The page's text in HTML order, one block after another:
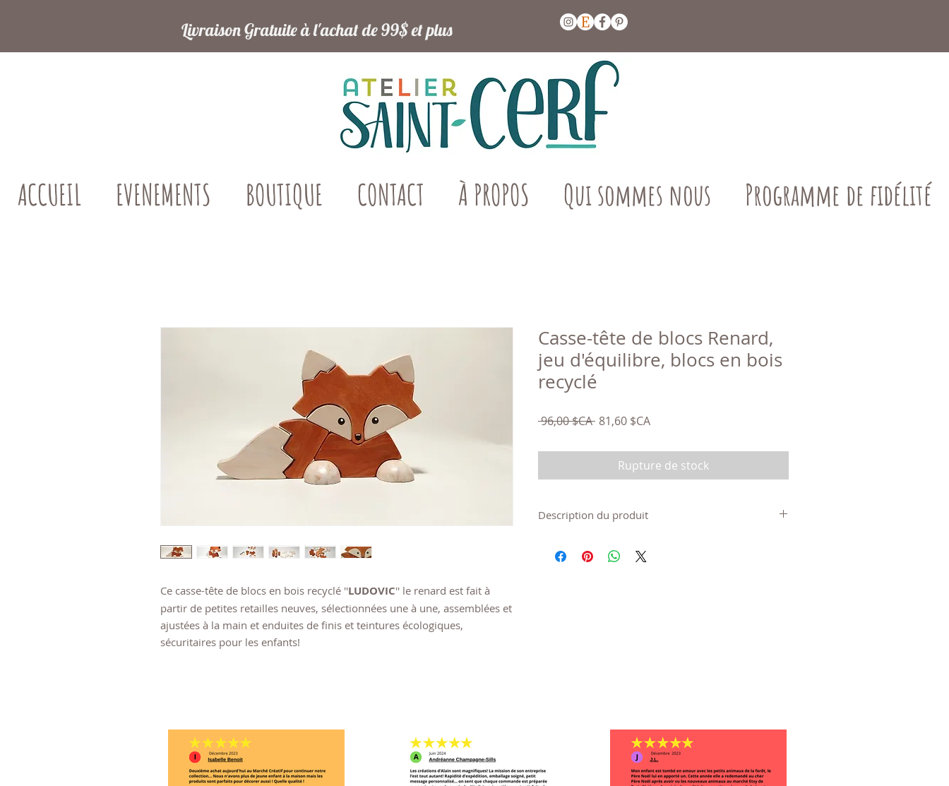
Livraison Gratuite à l'achat de 99$ et plus
ACCUEIL EVENEMENTS BOUTIQUE CONTACT À PROPOS Qui sommes nous Programme de fidélité
Ce casse-tête de blocs en bois recyclé ''LUDOVIC'' le renard est fait à
partir de petites retailles neuves, sélectionnées une à une, assemblées et
ajustées à la main et enduites de finis et teintures écologiques,
sécuritaires pour les enfants!
Casse-tête de blocs Renard,
jeu d'équilibre, blocs en bois
recyclé
96,00 $CA Prix
81,60 $CAPrix
Rupture de stock
Description du produit
d'huile de lin et pigments minéraux, teinture à l'eau